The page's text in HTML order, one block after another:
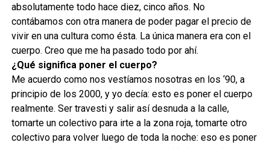
absolutamente todo hace diez, cinco años. No
contábamos con otra manera de poder pagar el precio de
vivir en una cultura como ésta. La única manera era con el
cuerpo. Creo que me ha pasado todo por ahí.
¿Qué significa poner el cuerpo?
Me acuerdo como nos vestíamos nosotras en los ‘90, a
principio de los 2000, y yo decía: esto es poner el cuerpo
realmente. Ser travesti y salir así desnuda a la calle,
tomarte un colectivo para irte a la zona roja, tomarte otro
colectivo para volver luego de toda la noche: eso es poner